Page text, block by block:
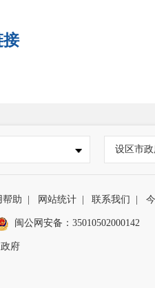
设区市
帮助 网站统计 联系我们
闽公网安备：35010502000142
府